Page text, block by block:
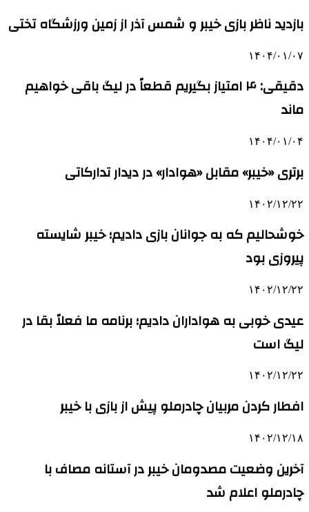
بازدید ناظر بازی خیبر و شمس آذر از زمین ورزشگاه تختی
۱۴۰۴/۰۱/۰۷
دقیقی: ۴ امتیاز بگیریم قطعاً در لیگ باقی خواهیم
ماند
۱۴۰۴/۰۱/۰۴
برتری «خیبر» مقابل «هوادار» در دیدار تدارکاتی
۱۴۰۲/۱۲/۲۲
خوشحالیم که به جوانان بازی دادیم؛ خیبر شایسته
پیروزی بود
۱۴۰۲/۱۲/۲۲
عیدی خوبی به هواداران دادیم؛ برنامه ما فعلاً بقا در
لیگ است
۱۴۰۲/۱۲/۲۲
افطار کردن مربیان چادرملو پیش از بازی با خیبر
۱۴۰۲/۱۲/۱۸
آخرین وضعیت مصدومان خیبر در آستانه مصاف با
چادرملو اعلام شد